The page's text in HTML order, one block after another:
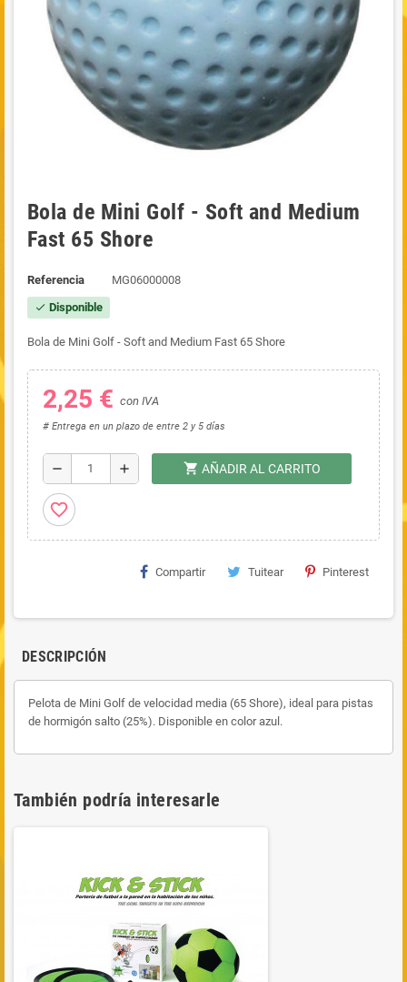
Bola de Mini Golf - Soft and Medium
Fast 65 Shore
Referencia MG06000008
check Disponible
Bola de Mini Golf - Soft and Medium Fast 65 Shore
2,25 € con IVA
# Entrega en un plazo de entre 2 y 5 días
remove add shopping_cart AÑADIR AL CARRITO
favorite_border
Compartir Tuitear Pinterest
DESCRIPCIÓN
Pelota de Mini Golf de velocidad media (65 Shore), ideal para pistas
de hormigón salto (25%). Disponible en color azul.
También podría interesarle